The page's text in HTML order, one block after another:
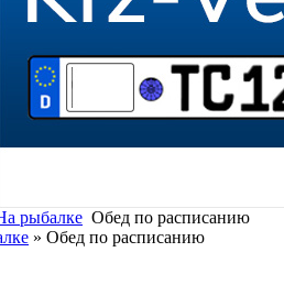
рыбалке Обед по расписанию
» Обед по расписанию